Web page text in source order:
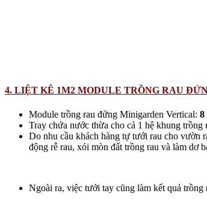
4. LIỆT KÊ 1M2 MODULE TRỒNG RAU
Module trồng rau đứng Minigarden Vertical: 8
Tray chứa nước thừa cho cả 1 hệ khung trồng
Do nhu cầu khách hàng tự tưới rau cho vườn
động rễ rau, xói mòn đất trồng rau và làm dơ
Ngoài ra, việc tưới tay cũng làm kết quả